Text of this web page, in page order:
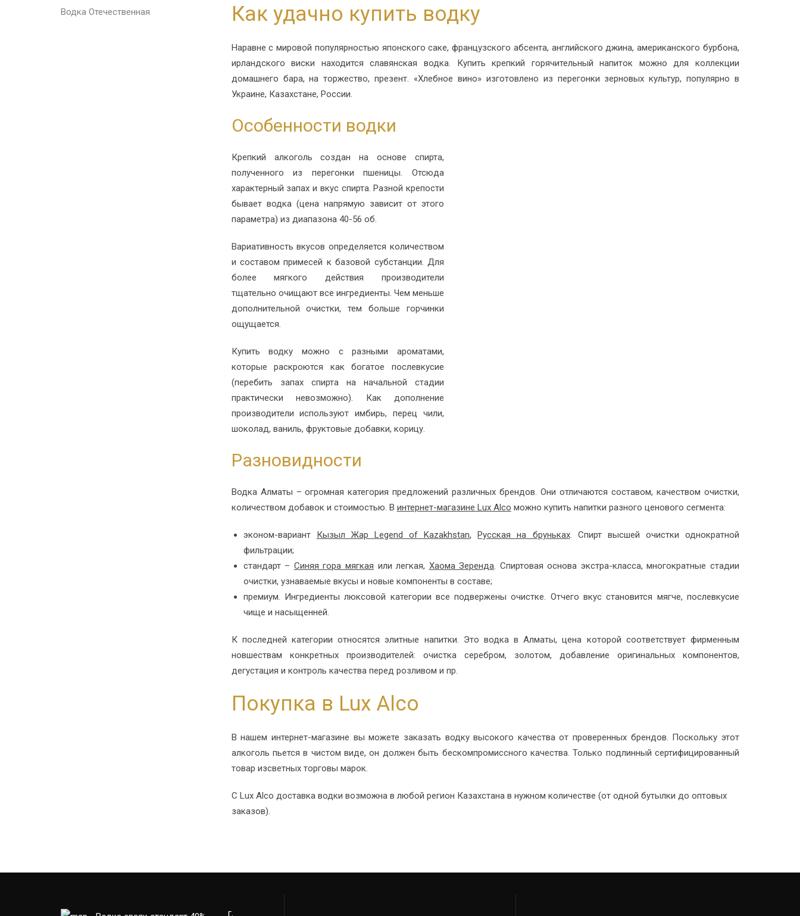
Как удачно купить водку
Наравне с мировой популярностью японского саке, французского абсента, английского джина, американского бурбона,
ирландского виски находится славянская водка. Купить крепкий горячительный напиток можно для коллекции
домашнего бара, на торжество, презент. «Хлебное вино» изготовлено из перегонки зерновых культур, популярно в
Украине, Казахстане, России.
Особенности водки
Крепкий алкоголь создан на основе спирта,
полученного из перегонки пшеницы. Отсюда
характерный запах и вкус спирта. Разной крепости
бывает водка (цена напрямую зависит от этого
параметра) из диапазона 40-56 об.
Вариативность вкусов определяется количеством
и составом примесей к базовой субстанции. Для
более мягкого действия производители
тщательно очищают все ингредиенты. Чем меньше
дополнительной очистки, тем больше горчинки
ощущается.
Купить водку можно с разными ароматами,
которые раскроются как богатое послевкусие
(перебить запах спирта на начальной стадии
практически невозможно). Как дополнение
производители используют имбирь, перец чили,
шоколад, ваниль, фруктовые добавки, корицу.
Разновидности
Водка Алматы – огромная категория предложений различных брендов. Они отличаются составом, качеством очистки,
количеством добавок и стоимостью. В интернет-магазине Lux Alco можно купить напитки разного ценового сегмента:
эконом-вариант Кызыл Жар Legend of Kazakhstan,Русская на бруньках. Спирт высшей очистки однократной
фильтрации;
стандарт – Синяя гора мягкая или легкая, Хаома Зеренда . Спиртовая основа экстра-класса, многократные стадии
очистки, узнаваемые вкусы и новые компоненты в составе;
премиум. Ингредиенты люксовой категории все подвержены очистке. Отчего вкус становится мягче, послевкусие
чище и насыщенней.
К последней категории относятся элитные напитки. Это водка в Алматы, цена которой соответствует фирменным
новшествам конкретных производителей: очистка серебром, золотом, добавление оригинальных компонентов,
дегустация и контроль качества перед розливом и пр.
Покупка в Lux Alco
В нашем интернет-магазине вы можете заказать водку высокого качества от проверенных брендов. Поскольку этот
алкоголь пьется в чистом виде, он должен быть бескомпромиссного качества. Только подлинный сертифицированный
товар изсветных торговы марок.
С Lux Alco доставка водки возможна в любой регион Казахстана в нужном количестве (от одной бутылки до оптовых
заказов).
Водка Отечественная
г.